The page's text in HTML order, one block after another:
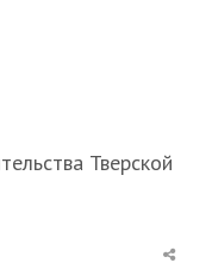
Тверской
Share